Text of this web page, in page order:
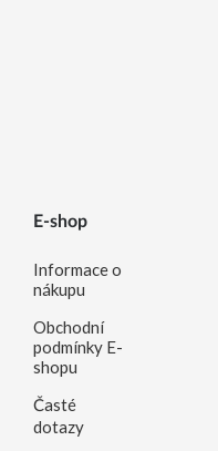
E-shop
Informace o
nákupu
Obchodní
podmínky E-
shopu
Časté
dotazy